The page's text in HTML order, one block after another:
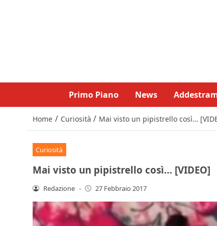
Primo Piano News
Home / Curiosità / Mai visto un pipistrello così…
Curiosità
Mai visto un pipistrello così… [VIDEO]
Redazione - 27 Febbraio 2017